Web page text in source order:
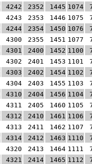
4242 2352 1445 1074
4243 2353 1446 1075
4244 2354 1450 1076
4300 2355 1451 1077
4301 2400 1452 1100
4302 2401 1453 1101
4303 2402 1454 1102
4304 2403 1455 1103
4310 2404 1456 1104
4311 2405 1460 1105
4312 2410 1461 1106
4313 2411 1462 1107
4314 2412 1463 1110
4320 2413 1464 1111
4321 2414 1465 1112